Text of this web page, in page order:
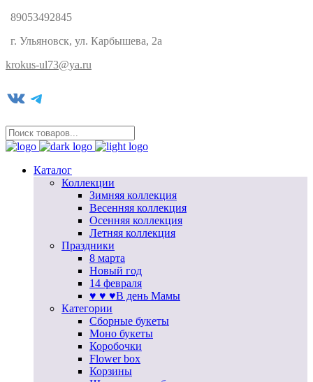
89053492845
г. Ульяновск, ул. Карбышева, 2а
krokus-ul73@ya.ru
VK Telegram
Каталог
Коллекции
Зимняя коллекция
Весенняя коллекция
Осенняя коллекция
Летняя коллекция
Праздники
8 марта
Новый год
14 февраля
♥ ♥ ♥В день Мамы
Категории
Сборные букеты
Моно букеты
Коробочки
Flower box
Корзины